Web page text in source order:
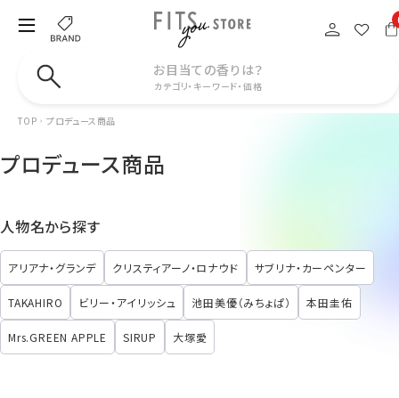
お目当ての香りは？
カテゴリ・キーワード・価格
TOP プロデュース商品
プロデュース商品
人物名から探す
アリアナ・グランデ クリスティアーノ・ロナウド サブリナ・カーペンター
TAKAHIRO ビリー・アイリッシュ 池田美優（みちょぱ） 本田圭佑
Mrs.GREEN APPLE SIRUP 大塚愛